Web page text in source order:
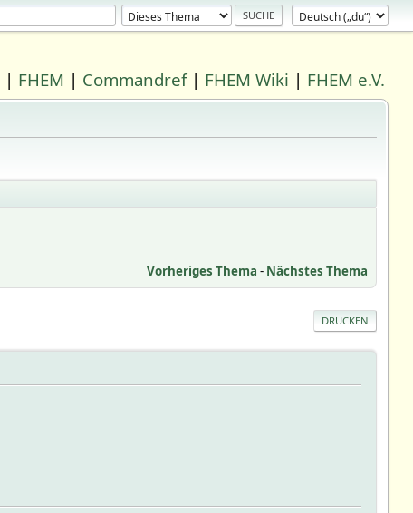
| FHEM | Commandref| FHEM Wiki | FHEM e.V.
Vorheriges Thema - Nächstes Thema
DRUCKEN